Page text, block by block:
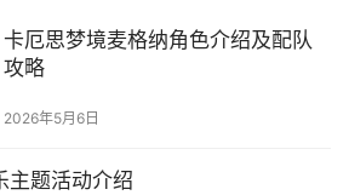
卡厄思梦境麦格纳角色介绍及配队
攻略
2026年5月6日
主题活动介绍